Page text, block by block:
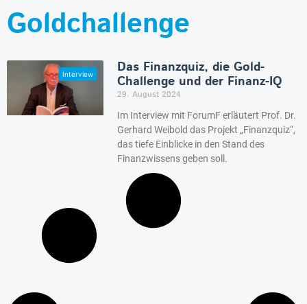
Goldchallenge
Das Finanzquiz, die Gold-
Challenge und der Finanz-IQ
29. August 2024
Im Interview mit ForumF erläutert Prof. Dr.
Gerhard Weibold das Projekt „Finanzquiz“,
das tiefe Einblicke in den Stand des
Finanzwissens geben soll.